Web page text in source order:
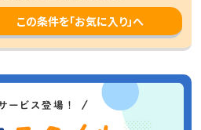
この条件を「お気に入り」へ